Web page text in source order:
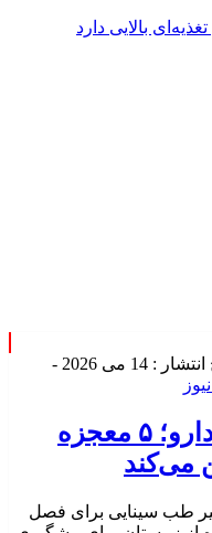
می‌کند
طب سینایی برای فصل